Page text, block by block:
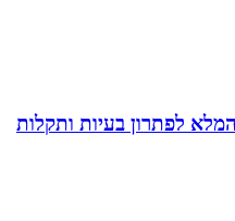
לפתרון בעיות ותקלות